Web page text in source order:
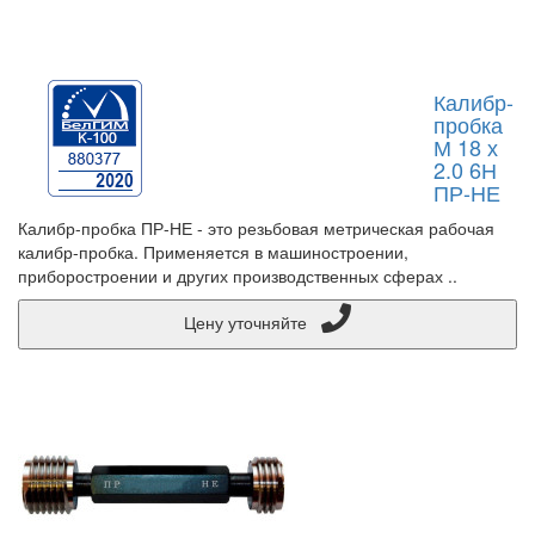
Калибр-
пробка
М 18 х
2.0 6Н
ПР-НЕ
Калибр-пробка ПР-НЕ - это резьбовая метрическая рабочая
калибр-пробка. Применяется в машиностроении,
приборостроении и других производственных сферах ..